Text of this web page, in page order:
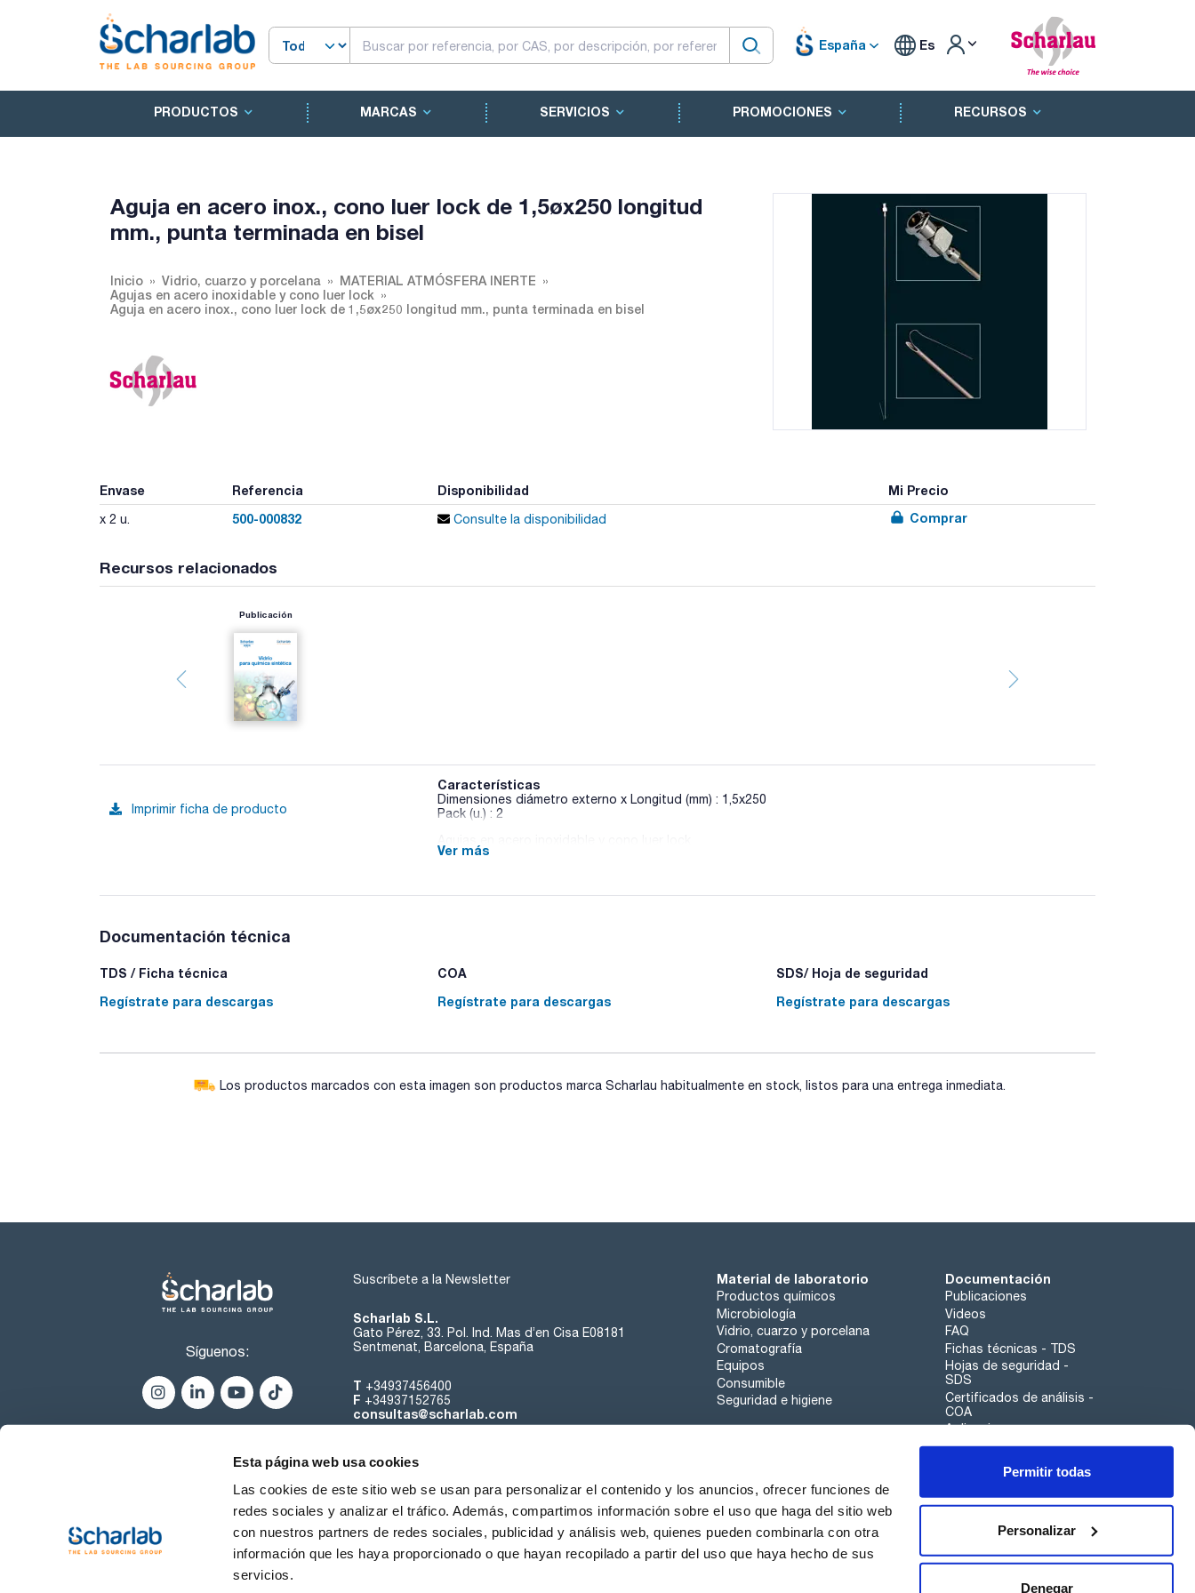
Esta página web usa cookies
Las cookies de este sitio web se usan para personalizar el contenido y los anuncios, ofrecer funciones de
redes sociales y analizar el tráfico. Además, compartimos información sobre el uso que haga del sitio web
con nuestros partners de redes sociales, publicidad y análisis web, quienes pueden combinarla con otra
información que les haya proporcionado o que hayan recopilado a partir del uso que haya hecho de sus
servicios.
Permitir todas
Personalizar
Denegar
España Es
PRODUCTOS MARCAS SERVICIOS PROMOCIONES RECURSOS
Aguja en acero inox., cono luer lock de 1,5øx250 longitud
mm., punta terminada en bisel
Inicio Vidrio, cuarzo y porcelana
MATERIAL ATMÓSFERA INERTE
Agujas en acero inoxidable y cono luer lock
Aguja en acero inox., cono luer lock de 1,5øx250 longitud mm., punta terminada en bisel
Envase Referencia Disponibilidad Mi Precio
x 2 u. 500-000832 Consulte la disponibilidad Comprar
Recursos relacionados
Publicación
Imprimir ficha de producto
Características
Dimensiones diámetro externo x Longitud (mm) : 1,5x250
Pack (u.) : 2
Ver más
Documentación técnica
TDS / Ficha técnica
Regístrate para descargas
COA
Regístrate para descargas
SDS/ Hoja de seguridad
Regístrate para descargas
Los productos marcados con esta imagen son productos marca Scharlau habitualmente en stock, listos para una entrega inmediata.
Síguenos:
Suscríbete a la Newsletter
Scharlab S.L.
Gato Pérez, 33. Pol. Ind. Mas d’en Cisa E08181
Sentmenat, Barcelona, España
T +34937456400
F +34937152765
consultas@scharlab.com
Material de laboratorio
Productos químicos
Microbiología
Vidrio, cuarzo y porcelana
Cromatografía
Equipos
Consumible
Seguridad e higiene
Documentación
Publicaciones
Videos
FAQ
Fichas técnicas - TDS
Hojas de seguridad -
SDS
Certificados de análisis -
COA
Aplicaciones
Tabla Periódica
Canal de denuncias
Sobre nosotros Contacta Noticias Trabaja con nosotros
Condiciones de uso